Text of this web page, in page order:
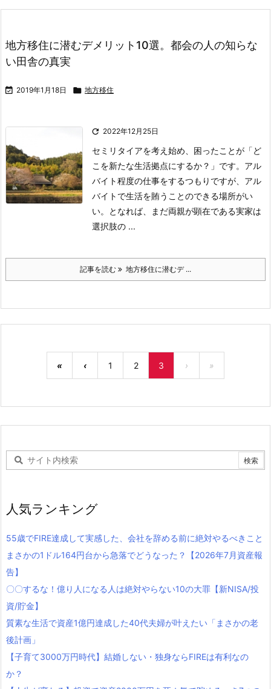
地方移住に潜むデメリット10選。都会の人の知らな
い田舎の真実
 2019年1月18日  地方移住
 2022年12月25日
セミリタイアを考え始め、困ったことが「ど
こを新たな生活拠点にするか？」です。 アル
バイト程度の仕事をするつもりですが、アル
バイトで生活を賄うことのできる場所がい
い。
となれば、まだ両親が顕在である実家は
選択肢の ...
記事を読む 地方移住に潜むデ ...
« ‹ 1 2 3 › »
人気ランキング
55歳でFIRE達成して実感した、会社を辞める前に絶対やるべきこと
まさかの1ドル164円台から急落でどうなった？【2026年7月資産報
告】
〇〇するな！億り人になる人は絶対やらない10の大罪【新NISA/投
資/貯金】
質素な生活で資産1億円達成した40代夫婦が叶えたい「まさかの老
後計画」
【子育て3000万円時代】結婚しない・独身ならFIREは有利なの
か？